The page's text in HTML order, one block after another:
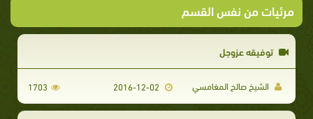
مرئيات من نفس القسم
توفيقه عزوجل
الشيخ صالح المغامسي 1703